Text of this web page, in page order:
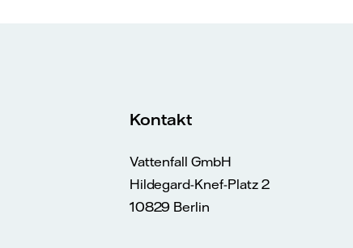
Kontakt
Vattenfall GmbH
Hildegard-Knef-Platz 2
10829 Berlin